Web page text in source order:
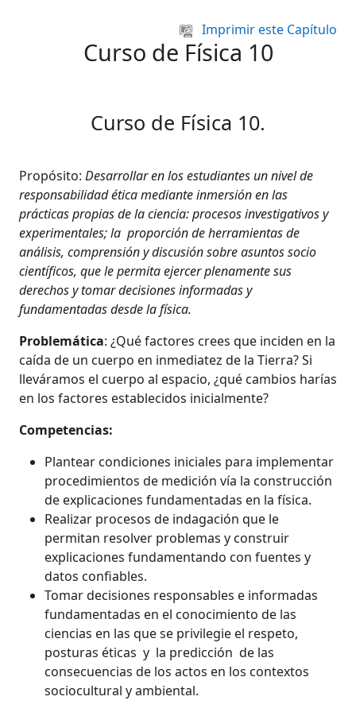
Imprimir este Capítulo
Curso de Física 10
Curso de Física 10.
Propósito: Desarrollar en los estudiantes un nivel de
responsabilidad ética mediante inmersión en las
prácticas propias de la ciencia: procesos investigativos y
experimentales; la proporción de herramientas de
análisis, comprensión y discusión sobre asuntos socio
científicos, que le permita ejercer plenamente sus
derechos y tomar decisiones informadas y
fundamentadas desde la física.
Problemática: ¿Qué factores crees que inciden en la
caída de un cuerpo en inmediatez de la Tierra? Si
lleváramos el cuerpo al espacio, ¿qué cambios harías
en los factores establecidos inicialmente?
Competencias:
Plantear condiciones iniciales para implementar
procedimientos de medición vía la construcción
de explicaciones fundamentadas en la física.
Realizar procesos de indagación que le
permitan resolver problemas y construir
explicaciones fundamentando con fuentes y
datos confiables.
Tomar decisiones responsables e informadas
fundamentadas en el conocimiento de las
ciencias en las que se privilegie el respeto,
posturas éticas y la predicción de las
consecuencias de los actos en los contextos
sociocultural y ambiental.